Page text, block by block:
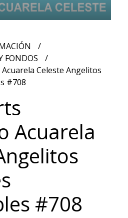
FONDOS
Celeste Angelitos
#708
Acuarela
#708